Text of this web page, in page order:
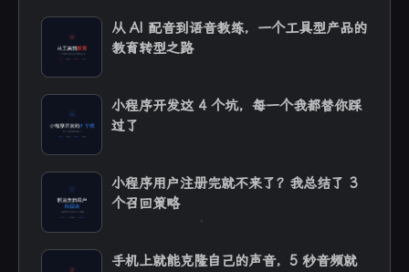
从 AI 配音到语音教练，一个工具型产品的
教育转型之路
小程序开发这 4 个坑，每一个我都替你踩
过了
小程序用户注册完就不来了？我总结了 3
个召回策略
手机上就能克隆自己的声音，5 秒音频就